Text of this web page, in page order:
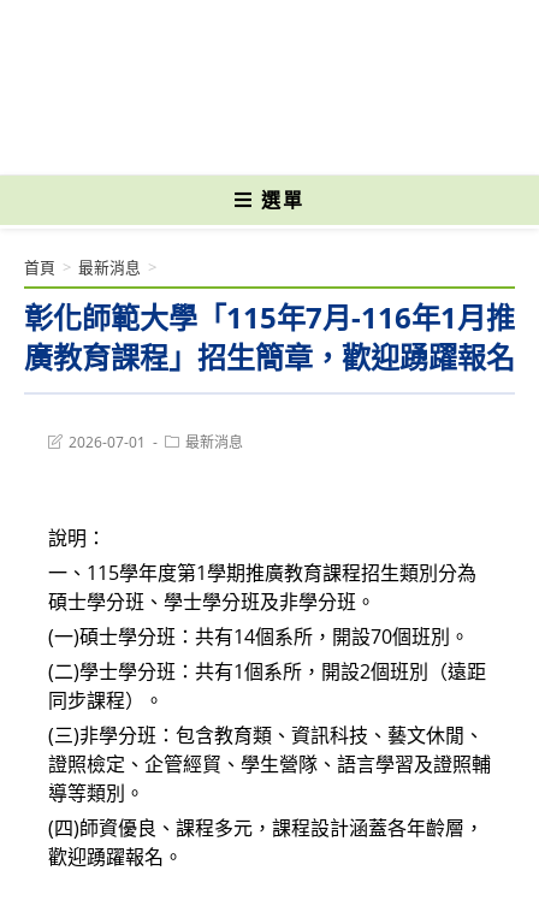
選單
彰化師範大學「115年7月-116年1月推
廣教育課程」招生簡章，歡迎踴躍報名
首頁 > 最新消息 >
Post2026-07-01
Post最新消息
說明：
一、115學年度第1學期推廣教育課程招生類別分為
碩士學分班、學士學分班及非學分班。
(一)碩士學分班：共有14個系所，開設70個班別。
(二)學士學分班：共有1個系所，開設2個班別（遠距
同步課程）。
(三)非學分班：包含教育類、資訊科技、藝文休閒、
證照檢定、企管經貿、學生營隊、語言學習及證照輔
導等類別。
(四)師資優良、課程多元，課程設計涵蓋各年齡層，
歡迎踴躍報名。